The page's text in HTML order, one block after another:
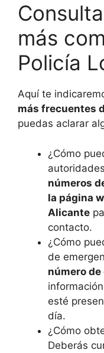
más
Policía
Aquí te
más frecuentes
puedas aclarar
¿Cómo
números
la página
Alicante
contacto.
¿Cómo
de
número
esté
día.
¿Cómo
Deberás